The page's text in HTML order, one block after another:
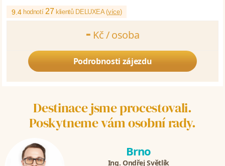
9.4 hodnotí27 klientů DELUXEA (více)
- Kč /osoba
Podrobnosti zájezdu
Destinace jsme procestovali.
Poskytneme vám osobní rady.
Brno
Ing. Ondřej Světlík